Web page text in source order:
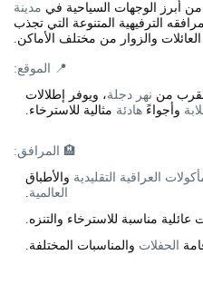
من أبرز الوجهات السياحية في مدينة
الترفيهية المتنوعة التي تجذب
العائلات والزوار من مختلف الأماكن.
📍 الموقع:
من نهر دجلة، ويوفر إطلالات
وأجواءً هادئة مثالية للاسترخاء.
🏨 المرافق:
العراقية التقليدية والأطباق
العالمية.
عائلية مناسبة للاسترخاء والتنزه.
الحفلات والمناسبات المختلفة.